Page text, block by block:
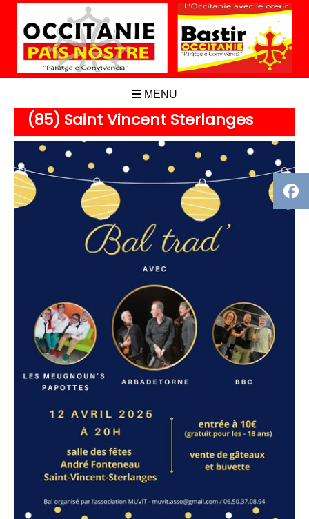
Aller
contenu
MENU
(85) Saint Vincent Sterlanges